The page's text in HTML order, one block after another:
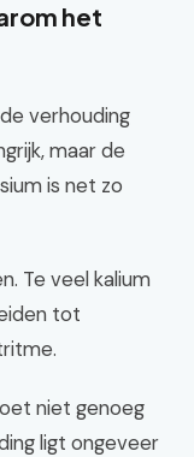
het
verhouding
maar de
is net zo
Te veel kalium
tot
niet genoeg
ligt ongeveer